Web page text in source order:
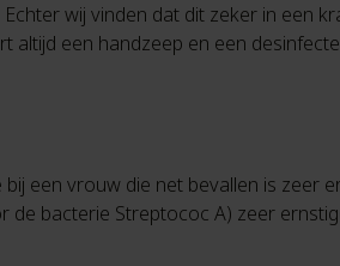
wij vinden dat dit zeker in een
altijd een handzeep en een
een vrouw die net bevallen is zeer
bacterie Streptococ A) zeer